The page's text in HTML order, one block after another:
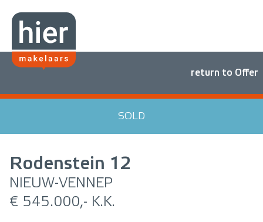
return to Offer
SOLD
Rodenstein 12
NIEUW-VENNEP
€ 545.000,- K.K.